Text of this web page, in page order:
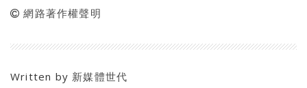
網路著作權聲明
Written by 新媒體世代